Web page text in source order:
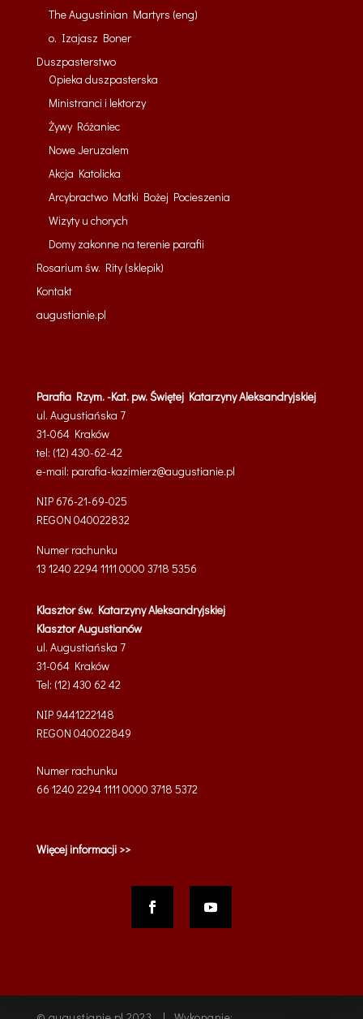
The Augustinian Martyrs (eng)
o. Izajasz Boner
Duszpasterstwo
Opieka duszpasterska
Ministranci i lektorzy
Żywy Różaniec
Nowe Jeruzalem
Akcja Katolicka
Arcybractwo Matki Bożej Pocieszenia
Wizyty u chorych
Domy zakonne na terenie parafii
Rosarium św. Rity (sklepik)
Kontakt
augustianie.pl
Parafia Rzym. -Kat. pw. Świętej Katarzyny Aleksandryjskiej
ul. Augustiańska 7
31-064 Kraków
tel: (12) 430-62-42
e-mail: parafia-kazimierz@augustianie.pl
NIP 676-21-69-025
REGON 040022832
Numer rachunku
13 1240 2294 1111 0000 3718 5356
Klasztor św. Katarzyny Aleksandryjskiej
Klasztor Augustianów
ul. Augustiańska 7
31-064 Kraków
Tel: (12) 430 62 42
NIP 9441222148
REGON 040022849
Numer rachunku
66 1240 2294 1111 0000 3718 5372
Więcej informacji >>